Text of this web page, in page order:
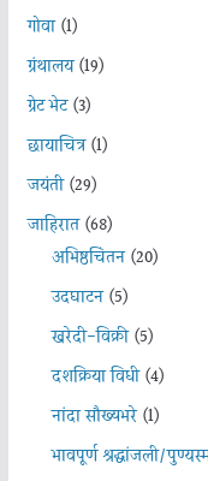
गोवा(1)
ग्रंथालय(19)
ग्रेट भेट(3)
छायाचित्र(1)
जयंती(29)
जाहिरात(68)
अभिष्ठचिंतन(20)
उदघाटन(5)
खरेदी-विक्री(5)
दशक्रिया विधी(4)
नांदा सौख्यभरे(1)
भावपूर्ण श्रद्धांजली/